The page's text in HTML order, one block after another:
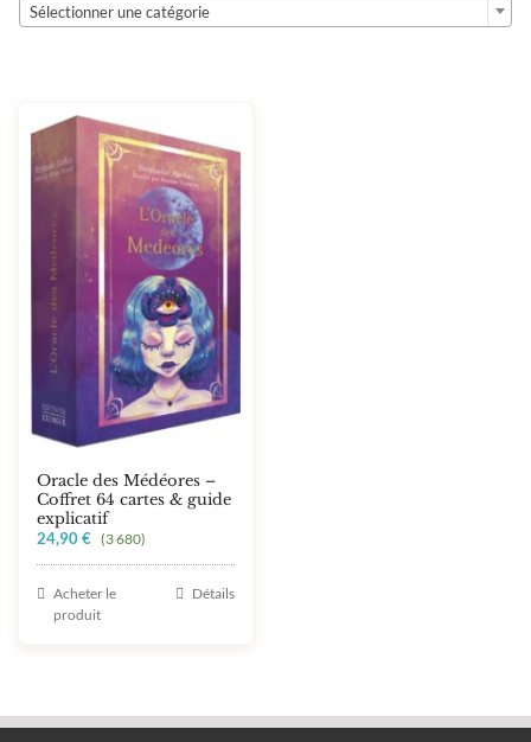
Sélectionner une catégorie
Oracle des Médéores –
Coffret 64 cartes & guide
explicatif
24,90€ (3 680)
Acheter le
produit
Détails